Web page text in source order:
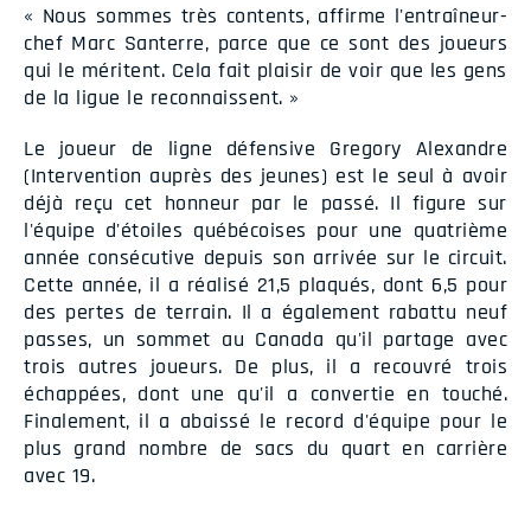
« Nous sommes très contents, affirme l'entraîneur-
chef Marc Santerre, parce que ce sont des joueurs
qui le méritent. Cela fait plaisir de voir que les gens
de la ligue le reconnaissent. »
Le joueur de ligne défensive Gregory Alexandre
(Intervention auprès des jeunes) est le seul à avoir
déjà reçu cet honneur par le passé. Il figure sur
l'équipe d'étoiles québécoises pour une quatrième
année consécutive depuis son arrivée sur le circuit.
Cette année, il a réalisé 21,5 plaqués, dont 6,5 pour
des pertes de terrain. Il a également rabattu neuf
passes, un sommet au Canada qu'il partage avec
trois autres joueurs. De plus, il a recouvré trois
échappées, dont une qu'il a convertie en touché.
Finalement, il a abaissé le record d'équipe pour le
plus grand nombre de sacs du quart en carrière
avec 19.